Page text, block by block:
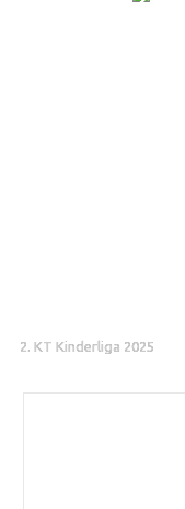
2. KT Kinderliga 2025